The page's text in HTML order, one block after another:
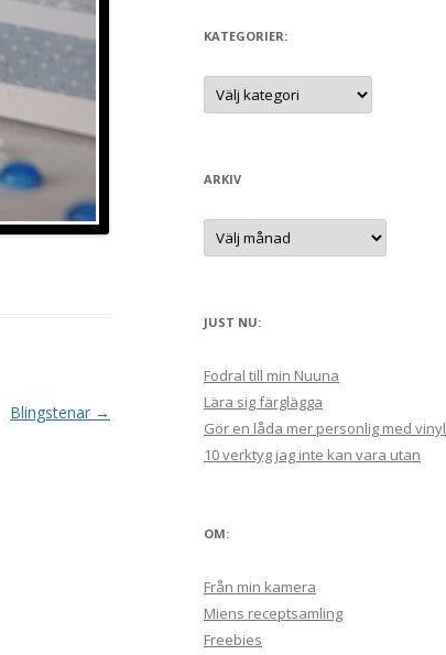
Blingstenar →
e
t
e
KATEGORIER:
K
t
r
i
r
ARKIV
A
k
JUST NU:
Fodral till min Nuuna
Lära sig färglägga
Gör en låda mer personlig med vinyl
10 verktyg jag inte kan vara utan
OM:
Från min kamera
Miens receptsamling
Freebies